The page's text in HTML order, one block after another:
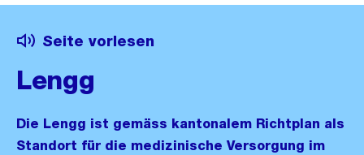
Seite vorlesen
Lengg
Die Lengg ist gemäss kantonalem Richtplan als
Standort für die medizinische Versorgung im